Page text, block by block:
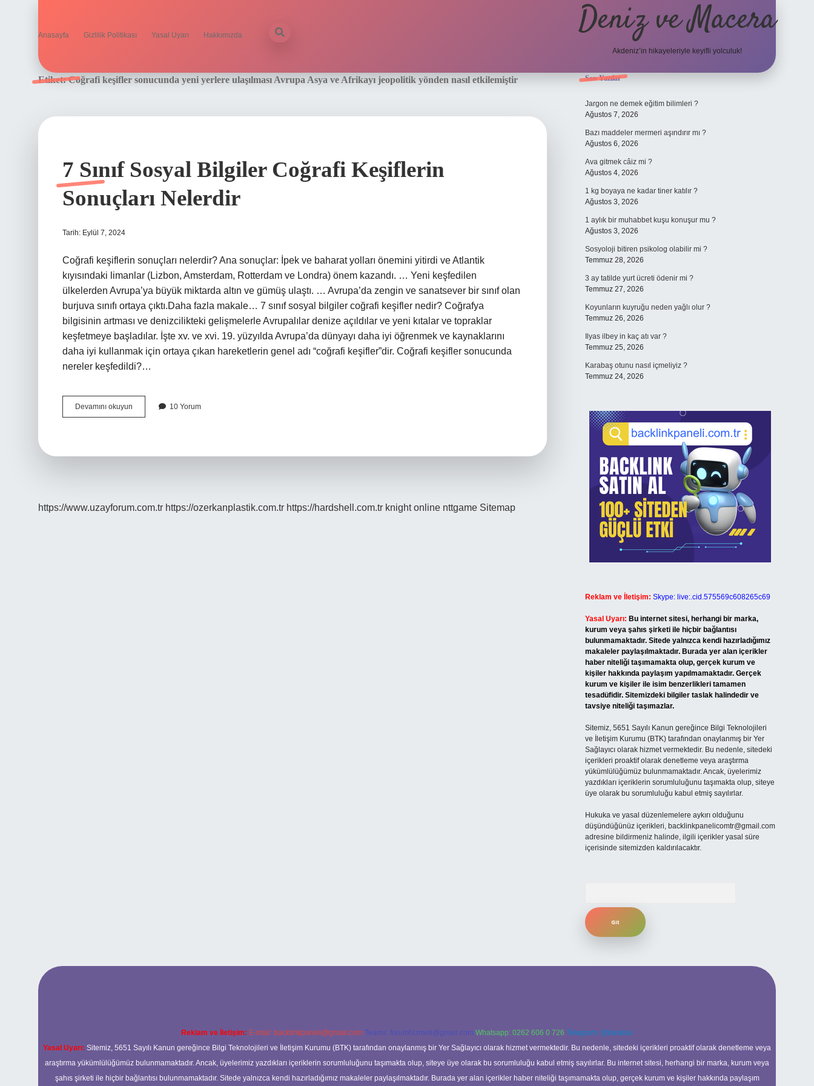
Anasayfa Gizlilik Politikası Yasal Uyarı Hakkımızda Deniz ve Macera
Akdeniz’in hikayeleriyle keyifli yolculuk!
Etiket:Coğrafi keşifler sonucunda yeni yerlere ulaşılması Avrupa Asya ve Afrikayı jeopolitik yönden nasıl etkilemiştir
7 Sınıf Sosyal Bilgiler Coğrafi Keşiflerin
Sonuçları Nelerdir
Tarih: Eylül 7, 2024
Coğrafi keşiflerin sonuçları nelerdir? Ana sonuçlar: İpek ve baharat yolları önemini yitirdi ve Atlantik
kıyısındaki limanlar (Lizbon, Amsterdam, Rotterdam ve Londra) önem kazandı. … Yeni keşfedilen
ülkelerden Avrupa’ya büyük miktarda altın ve gümüş ulaştı. … Avrupa’da zengin ve sanatsever bir sınıf olan
burjuva sınıfı ortaya çıktı.Daha fazla makale… 7 sınıf sosyal bilgiler coğrafi keşifler nedir? Coğrafya
bilgisinin artması ve denizcilikteki gelişmelerle Avrupalılar denize açıldılar ve yeni kıtalar ve topraklar
keşfetmeye başladılar. İşte xv. ve xvi. 19. yüzyılda Avrupa’da dünyayı daha iyi öğrenmek ve kaynaklarını
daha iyi kullanmak için ortaya çıkan hareketlerin genel adı “coğrafi keşifler”dir. Coğrafi keşifler sonucunda
nereler keşfedildi?…
Devamını okuyun
Sınıf
10 Yorum
https://www.uzayforum.com.tr https://ozerkanplastik.com.tr https://hardshell.com.tr knight online nttgame Sitemap
Sidebar
Son Yazılar
Jargon ne demek eğitim bilimleri ?
Ağustos 7, 2026
Bazı maddeler mermeri aşındırır mı ?
Ağustos 6, 2026
Ava gitmek câiz mi ?
Ağustos 4, 2026
1 kg boyaya ne kadar tiner katılır ?
Ağustos 3, 2026
1 aylık bir muhabbet kuşu konuşur mu ?
Ağustos 3, 2026
Sosyoloji bitiren psikolog olabilir mi ?
Temmuz 28, 2026
3 ay tatilde yurt ücreti ödenir mi ?
Temmuz 27, 2026
Koyunların kuyruğu neden yağlı olur ?
Temmuz 26, 2026
Ilyas ilbey in kaç atı var ?
Temmuz 25, 2026
Karabaş otunu nasıl içmeliyiz ?
Temmuz 24, 2026
Reklam ve İletişim: Skype: live:.cid.575569c608265c69
Yasal Uyarı: Bu internet sitesi, herhangi bir marka,
kurum veya şahıs şirketi ile hiçbir bağlantısı
bulunmamaktadır. Sitede yalnızca kendi hazırladığımız
makaleler paylaşılmaktadır. Burada yer alan içerikler
haber niteliği taşımamakta olup, gerçek kurum ve
kişiler hakkında paylaşım yapılmamaktadır. Gerçek
kurum ve kişiler ile isim benzerlikleri tamamen
tesadüfidir. Sitemizdeki bilgiler taslak halindedir ve
tavsiye niteliği taşımazlar.
Sitemiz, 5651 Sayılı Kanun gereğince Bilgi Teknolojileri
ve İletişim Kurumu (BTK) tarafından onaylanmış bir Yer
Sağlayıcı olarak hizmet vermektedir. Bu nedenle, sitedeki
içerikleri proaktif olarak denetleme veya araştırma
yükümlülüğümüz bulunmamaktadır. Ancak, üyelerimiz
yazdıkları içeriklerin sorumluluğunu taşımakta olup, siteye
üye olarak bu sorumluluğu kabul etmiş sayılırlar.
Hukuka ve yasal düzenlemelere aykırı olduğunu
düşündüğünüz içerikleri, backlinkpanelicomtr@gmail.com
adresine bildirmeniz halinde, ilgili içerikler yasal süre
içerisinde sitemizden kaldırılacaktır.
Reklam ve İletişim: E-mail: backlinkpaneli@gmail.com Teams: forumhizmeti@gmail.com Whatsapp: 0262 606 0 726 Telegram: @karabul
Yasal Uyarı: Sitemiz, 5651 Sayılı Kanun gereğince Bilgi Teknolojileri ve İletişim Kurumu (BTK) tarafından onaylanmış bir Yer Sağlayıcı olarak hizmet vermektedir. Bu nedenle, sitedeki içerikleri proaktif olarak denetleme veya
araştırma yükümlülüğümüz bulunmamaktadır. Ancak, üyelerimiz yazdıkları içeriklerin sorumluluğunu taşımakta olup, siteye üye olarak bu sorumluluğu kabul etmiş sayılırlar. Bu internet sitesi, herhangi bir marka, kurum veya
şahıs şirketi ile hiçbir bağlantısı bulunmamaktadır. Sitede yalnızca kendi hazırladığımız makaleler paylaşılmaktadır. Burada yer alan içerikler haber niteliği taşımamakta olup, gerçek kurum ve kişiler hakkında paylaşım